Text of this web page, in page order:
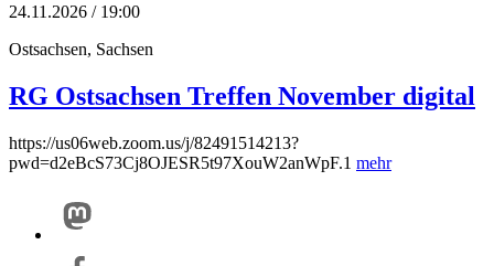
24.11.2026 / 19:00
Ostsachsen, Sachsen
RG Ostsachsen Treffen November digital
https://us06web.zoom.us/j/82491514213?
pwd=d2eBcS73Cj8OJESR5t97XouW2anWpF.1 mehr